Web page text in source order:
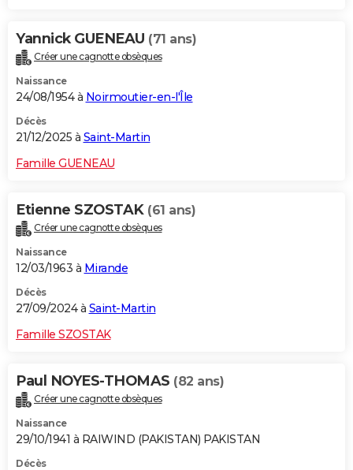
Dictionnaire
Biographies
Citations
Expressions
Proverbes
PROGRAMME TV
COPAINS D'AVANT
S'inscrire
Se connecter
Lycées
Collèges
Primaires
Universités
Entreprises
Service militaire
Avis de recherche
AVIS DE DÉCÈS
Yannick GUENEAU (71 ans)
Créer une cagnotte obsèques
Naissance
24/08/1954 à Noirmoutier-en-l'Île
Décès
21/12/2025 à Saint-Martin
Famille GUENEAU
Etienne SZOSTAK (61 ans)
Créer une cagnotte obsèques
Naissance
12/03/1963 à Mirande
Décès
27/09/2024 à Saint-Martin
Famille SZOSTAK
Paul NOYES-THOMAS (82 ans)
Créer une cagnotte obsèques
Naissance
29/10/1941 à RAIWIND (PAKISTAN) PAKISTAN
Décès